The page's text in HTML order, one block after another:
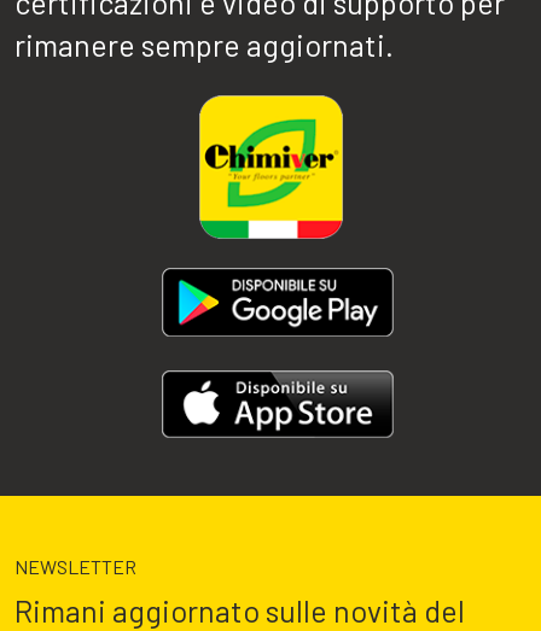
rimanere sempre aggiornati.
NEWSLETTER
Rimani aggiornato sulle novità del